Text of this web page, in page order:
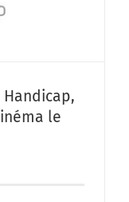
Handicap,
le